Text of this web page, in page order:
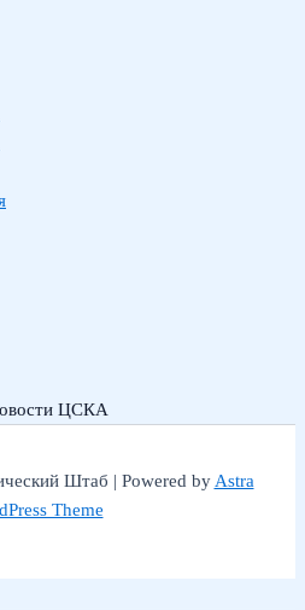
ЦСКА
Штаб | Powered byAstra
Theme